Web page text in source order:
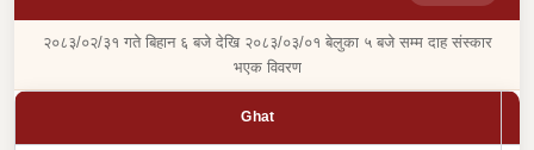
२०८३/०२/३१ गते बिहान ६ बजे देखि २०८३/०३/०१ बेलुका ५ बजे सम्म दाह संस्कार
भएक विवरण
Ghat